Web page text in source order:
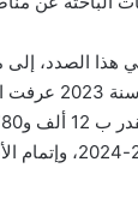
الصدد، إلى